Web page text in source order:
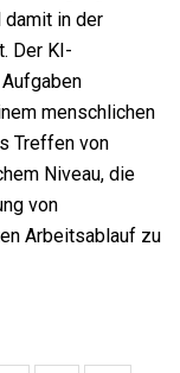
damit in der
Der KI-
menschlichen
Treffen von
Niveau, die
von
Arbeitsablauf zu